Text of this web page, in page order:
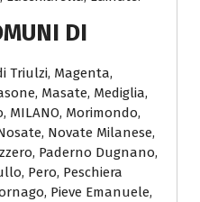
DI
Triulzi, Magenta,
Masate, Mediglia,
MILANO, Morimondo,
Novate Milanese,
Paderno Dugnano,
Pero, Peschiera
Pieve Emanuele,